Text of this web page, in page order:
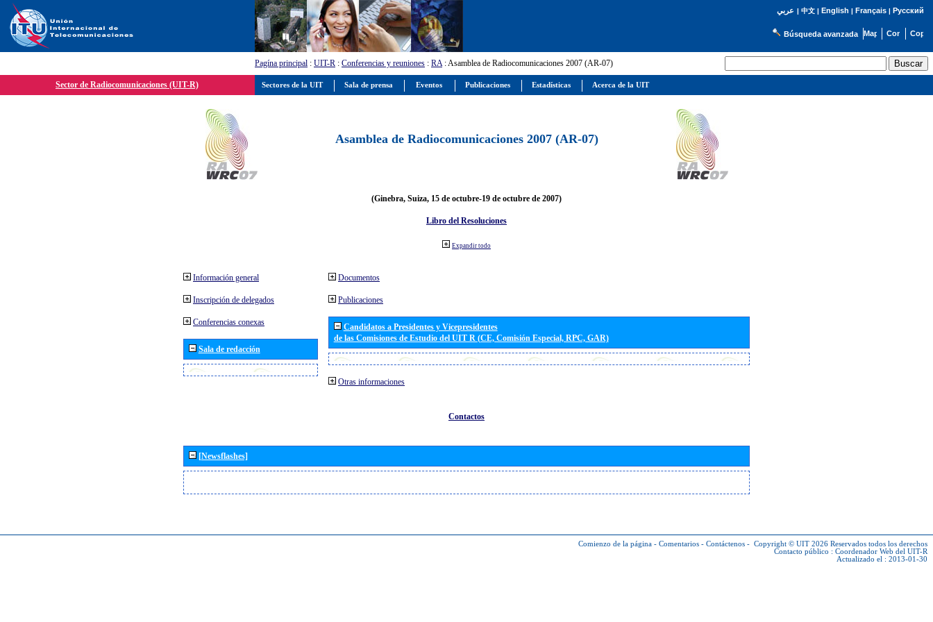
عربي | 中文| English | Français| Русский
Búsqueda avanzada
Pagína principal : UIT-R : Conferencias y reuniones : RA: Asamblea de Radiocomunicaciones 2007 (AR-07)
Sector de Radiocomunicaciones (UIT-R)
Asamblea de Radiocomunicaciones 2007 (AR-07)
(Ginebra, Suiza, 15 de octubre-19 de octubre de 2007)
Libro del Resoluciones
Expandir todo
Información general
Inscripción de delegados
Conferencias conexas
Sala de redacción
Documentos
Publicaciones
Candidatos a Presidentes y Vicepresidentes
de las Comisiones de Estudio del UIT R (CE, Comisión Especial, RPC, GAR)
Otras informaciones
Contactos
[Newsflashes]
Comienzo de la página - Comentarios - Contáctenos - Copyright © UIT 2026 Reservados todos los derechos
Contacto público : Coordenador Web del UIT-R
Actualizado el : 2013-01-30
Sectores de la UIT Sala de prensa Eventos Publicaciones Estadísticas Acerca de la UIT